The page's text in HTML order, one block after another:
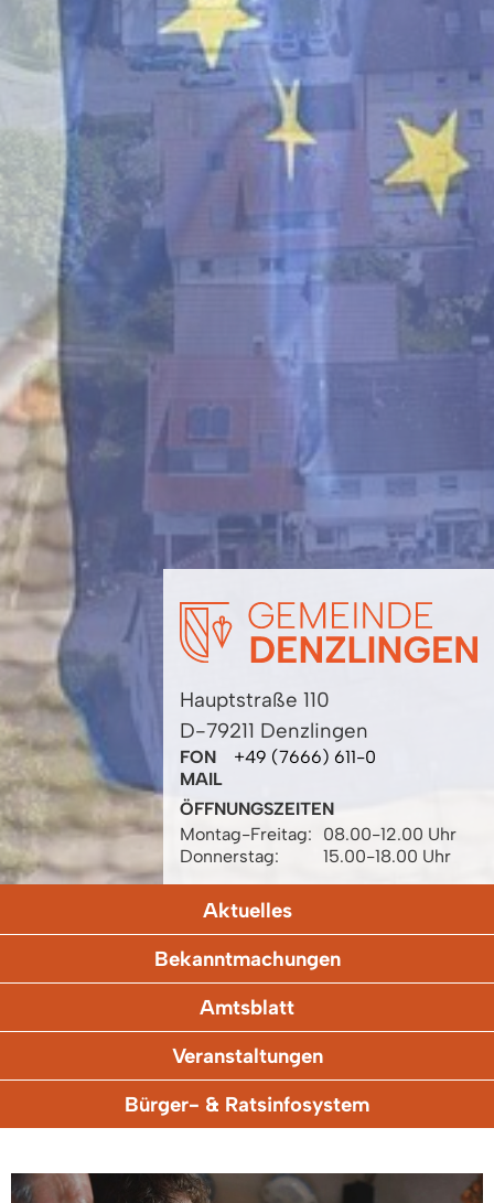
Hauptstraße 110
D-79211 Denzlingen
FON
+49 (7666) 611-0
MAIL
ÖFFNUNGSZEITEN
Montag-Freitag:
08.00-12.00 Uhr
Donnerstag:
15.00-18.00 Uhr
Aktuelles
Bekanntmachungen
Amtsblatt
Veranstaltungen
Bürger- & Ratsinfosystem